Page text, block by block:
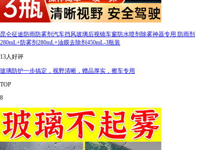
昆仑征途防雨防雾剂汽车挡风玻璃后视镜车窗防水喷剂除雾神器专用 防雨剂
280mL+防雾剂280mL+油膜去除剂450mL-3瓶装
13人好评
玻璃防护一步搞定，视野清晰，赠品厚实，擦车专用
TOP
8